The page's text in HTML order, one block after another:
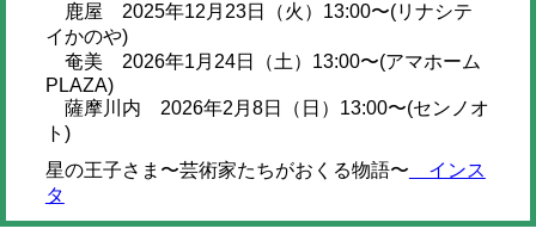
鹿屋 2025年12月23日（火）13:00〜(リナシテ
イかのや)
奄美 2026年1月24日（土）13:00〜(アマホーム
PLAZA)
薩摩川内 2026年2月8日（日）13:00〜(センノオ
ト)
星の王子さま〜芸術家たちがおくる物語〜 インス
タ